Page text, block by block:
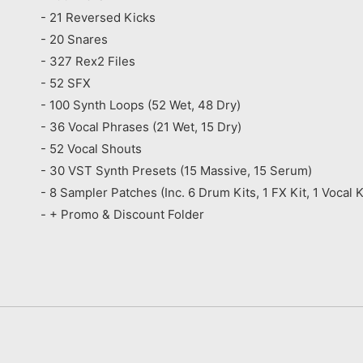
- 21 Reversed Kicks
- 20 Snares
- 327 Rex2 Files
- 52 SFX
- 100 Synth Loops (52 Wet, 48 Dry)
- 36 Vocal Phrases (21 Wet, 15 Dry)
- 52 Vocal Shouts
- 30 VST Synth Presets (15 Massive, 15 Serum)
- 8 Sampler Patches (Inc. 6 Drum Kits, 1 FX Kit, 1 Vocal
- + Promo & Discount Folder